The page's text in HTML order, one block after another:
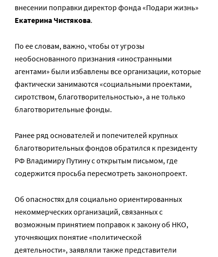
внесении поправки директор фонда «Подари жизнь»
Екатерина Чистякова.
По ее словам, важно, чтобы от угрозы
необоснованного признания «иностранными
агентами» были избавлены все организации, которые
фактически занимаются «социальными проектами,
сиротством, благотворительностью», а не только
благотворительные фонды.
Ранее ряд основателей и попечителей крупных
благотворительных фондов обратился к президенту
РФ Владимиру Путину с открытым письмом, где
содержится просьба пересмотреть законопроект.
Об опасностях для социально ориентированных
некоммерческих организаций, связанных с
возможным принятием поправок к закону об НКО,
уточняющих понятие «политической
деятельности», заявляли также представители